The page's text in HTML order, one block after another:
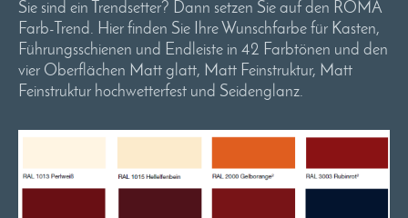
Sie sind ein Trendsetter? Dann setzen Sie auf den ROMA
Farb-Trend. Hier finden Sie Ihre Wunschfarbe für Kasten,
Führungsschienen und Endleiste in 42 Farbtönen und den
vier Oberflächen Matt glatt, Matt Feinstruktur, Matt
Feinstruktur hochwetterfest und Seidenglanz.